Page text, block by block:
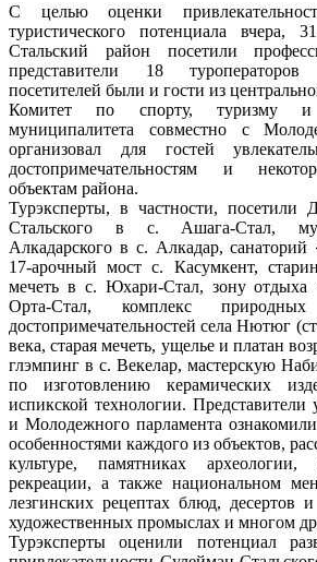
С целью оценки
туристического потенциала вчера,
Стальский район посетили
представители 18
посетителей были и гости из
Комитет по спорту, туризму
муниципалитета совместно с
организовал для гостей
достопримечательностям и
объектам района.
Турэксперты, в частности, посетили
Стальского в с. Ашага-Стал,
Алкадарского в с. Алкадар,
17-арочный мост с. Касумкент,
мечеть в с. Юхари-Стал, зону отдыха
Орта-Стал, комплекс
достопримечательностей села Нютюг
века, старая мечеть, ущелье и платан
глэмпинг в с. Векелар, мастерскую
по изготовлению керамических
испикской технологии. Представители
и Молодежного парламента
особенностями каждого из объектов,
культуре, памятниках археологии,
рекреации, а также национальном
лезгинских рецептах блюд, десертов
художественных промыслах и многом
Турэксперты оценили потенциал